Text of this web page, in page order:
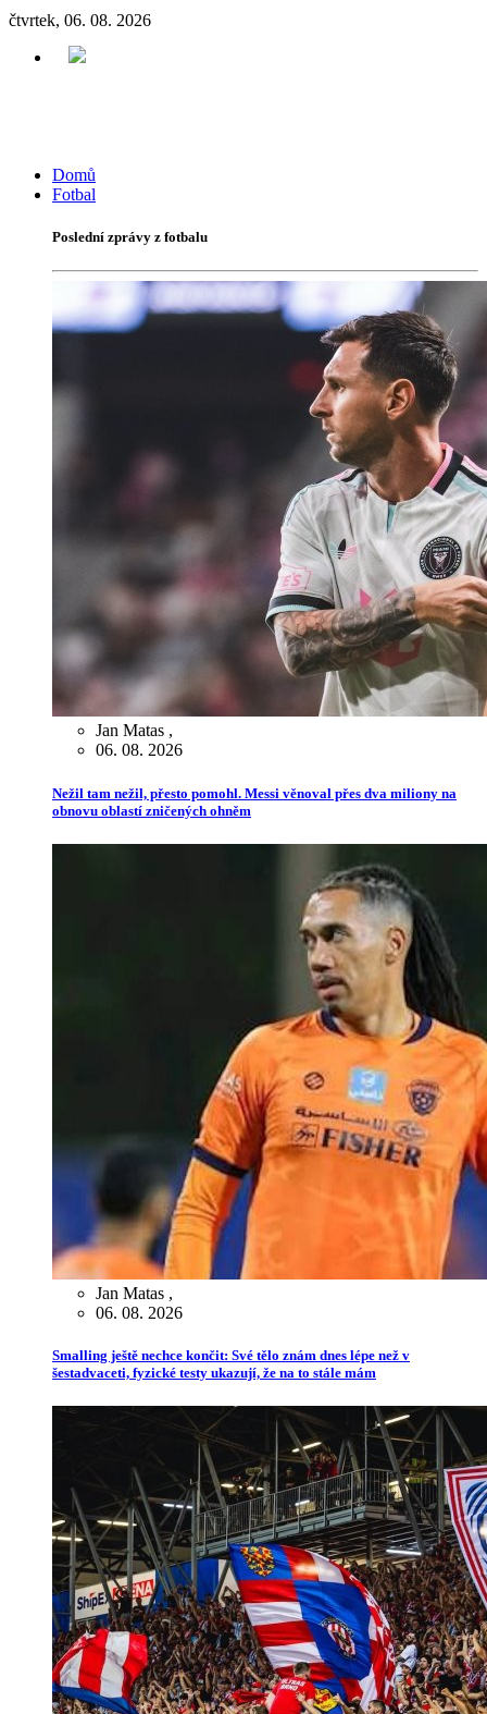
čtvrtek, 06. 08. 2026
Domů
Fotbal
Poslední zprávy z fotbalu
Jan Matas ,
06. 08. 2026
Nežil tam nežil, přesto pomohl. Messi věnoval přes dva miliony na
obnovu oblastí zničených ohněm
Jan Matas ,
06. 08. 2026
Smalling ještě nechce končit: Své tělo znám dnes lépe než v
šestadvaceti, fyzické testy ukazují, že na to stále mám